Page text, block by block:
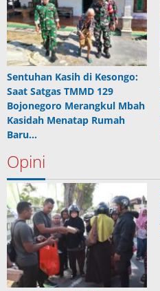
Sentuhan Kasih di Kesongo:
Saat Satgas TMMD 129
Bojonegoro Merangkul Mbah
Kasidah Menatap Rumah
Baru…
Opini